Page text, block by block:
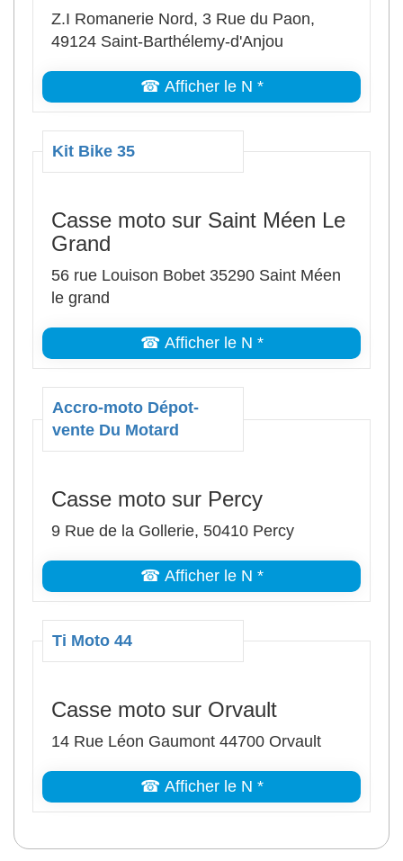
Z.I Romanerie Nord, 3 Rue du Paon,
49124 Saint-Barthélemy-d'Anjou
☎ Afficher le N *
Kit Bike 35
Casse moto sur Saint Méen Le
Grand
56 rue Louison Bobet 35290 Saint Méen
le grand
☎ Afficher le N *
Accro-moto Dépot-
vente Du Motard
Casse moto sur Percy
9 Rue de la Gollerie, 50410 Percy
☎ Afficher le N *
Ti Moto 44
Casse moto sur Orvault
14 Rue Léon Gaumont 44700 Orvault
☎ Afficher le N *